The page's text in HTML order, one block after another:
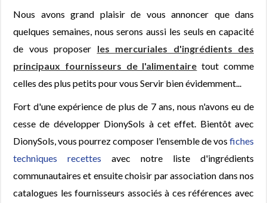
Nous avons grand plaisir de vous annoncer que dans
quelques semaines, nous serons aussi les seuls en capacité
de vous proposer les mercuriales d'ingrédients des
principaux fournisseurs de l'alimentaire tout comme
celles des plus petits pour vous Servir bien évidemment...
Fort d'une expérience de plus de 7 ans, nous n'avons eu de
cesse de développer DionySols à cet effet. Bientôt avec
DionySols, vous pourrez composer l'ensemble de vos fiches
techniques recettes avec notre liste d'ingrédients
communautaires et ensuite choisir par association dans nos
catalogues les fournisseurs associés à ces références avec